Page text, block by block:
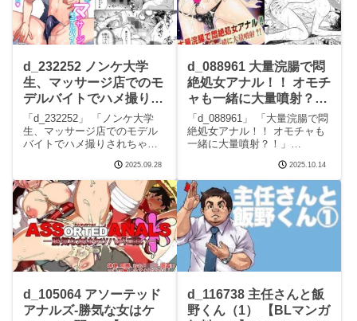
d_232252 ノンケ大学
生、マッサージ店でのモ
デルバイトでハメ撮りさ
れちゃいました 【BLマ
ンガ無料フル】えちち工
房
「d_232252」 「ノンケ大学
生、マッサージ店でのモデル
バイトでハメ撮りされちゃい
記事はPRを含みます サークル
えちち工房のエロマンガで
す。 続きを読むd_232252 ノ
ンケ大学生、マッサージ店で
のモデルバイ
2025.09.28
d_088961 大量浣腸で悶
絶処女アナル！！ オモチ
ャも一緒に大量噴射？！
【BLマンガ無料フル】
ZOMBIE
PRODUCTIONS
「d_088961」 「大量浣腸で悶
絶処女アナル！！ オモチャも
一緒に大量噴射？！」
この記事はPRを含みます サー
クルZOMBIE PRODUCTIONS
のエロマンガです。 続きを読
むd_088961
2025.10.14
d_105064 アソーテッド
アナルズ-勝気な女はケ
d_116738 主任さんと飯
野くん（1） 【BLマンガ